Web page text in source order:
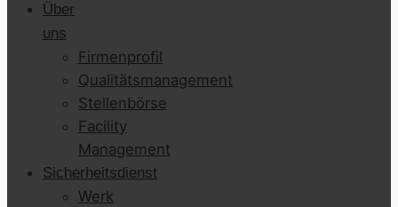
Über
uns
Firmenprofil
Qualitätsmanagement
Stellenbörse
Facility
Management
Sicherheitsdienst
Werk